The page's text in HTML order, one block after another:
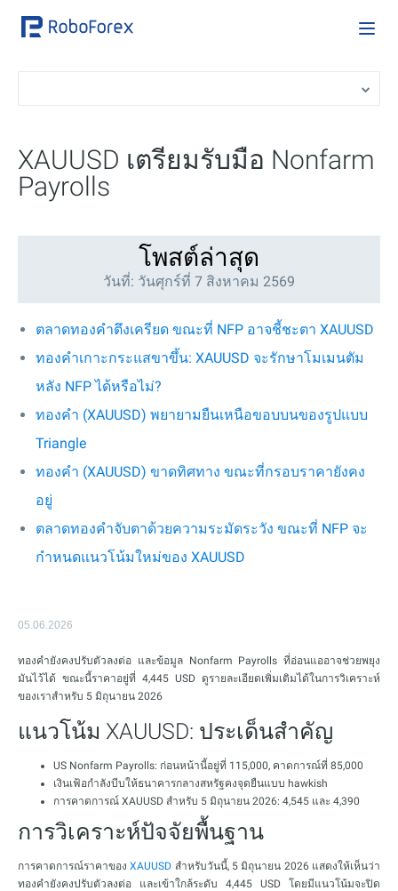
XAUUSD เตรียมรับมือ Nonfarm
Payrolls
โพสต์ล่าสุด
วันที่: วันศุกร์ที่ 7 สิงหาคม 2569
ตลาดทองคำตึงเครียด ขณะที่ NFP อาจชี้ชะตา XAUUSD
ทองคำเกาะกระแสขาขึ้น: XAUUSD จะรักษาโมเมนตัม
หลัง NFP ได้หรือไม่?
ทองคำ (XAUUSD) พยายามยืนเหนือขอบบนของรูปแบบ
Triangle
ทองคำ (XAUUSD) ขาดทิศทาง ขณะที่กรอบราคายังคง
อยู่
ตลาดทองคำจับตาด้วยความระมัดระวัง ขณะที่ NFP จะ
กำหนดแนวโน้มใหม่ของ XAUUSD
05.06.2026
ทองคำยังคงปรับตัวลงต่อ และข้อมูล Nonfarm Payrolls ที่อ่อนแออาจช่วยพยุง
มันไว้ได้ ขณะนี้ราคาอยู่ที่ 4,445 USD ดูรายละเอียดเพิ่มเติมได้ในการวิเคราะห์
ของเราสำหรับ 5 มิถุนายน 2026
แนวโน้ม XAUUSD: ประเด็นสำคัญ
US Nonfarm Payrolls: ก่อนหน้านี้อยู่ที่ 115,000, คาดการณ์ที่ 85,000
เงินเฟ้อกำลังบีบให้ธนาคารกลางสหรัฐคงจุดยืนแบบ hawkish
การคาดการณ์ XAUUSD สำหรับ 5 มิถุนายน 2026: 4,545 และ 4,390
การวิเคราะห์ปัจจัยพื้นฐาน
การคาดการณ์ราคาของXAUUSD สำหรับวันนี้, 5 มิถุนายน 2026 แสดงให้เห็นว่า
ทองคำยังคงปรับตัวลงต่อ และเข้าใกล้ระดับ 4,445 USD โดยมีแนวโน้มจะปิด